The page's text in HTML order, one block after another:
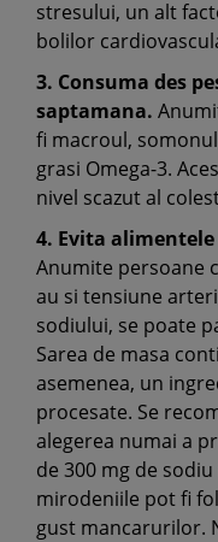
stresului, un alt
bolilor
3. Consuma des
saptamana.
fi macroul,
grasi Omega-3.
nivel scazut al
4. Evita
Anumite persoane
au si tensiune
sodiului, se poate
Sarea de masa
asemenea, un
procesate. Se
alegerea numai a
de 300 mg de
mirodeniile pot fi
gust mancarurilor.